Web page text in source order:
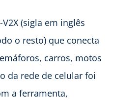
(sigla em inglês
o resto) que conecta
carros, motos
da rede de celular foi
a ferramenta,